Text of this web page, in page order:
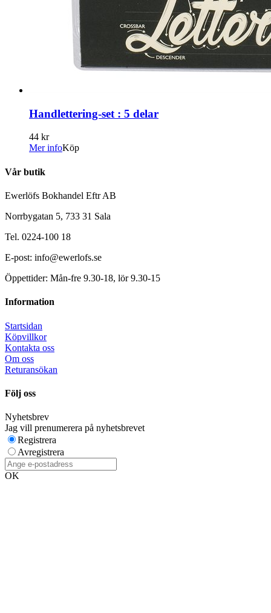
Handlettering-set : 5 delar
44 kr
Mer infoKöp
Vår butik
Ewerlöfs Bokhandel Eftr AB
Norrbygatan 5, 733 31 Sala
Tel. 0224-100 18
E-post: info@ewerlofs.se
Öppettider: Mån-fre 9.30-18, lör 9.30-15
Information
Startsidan
Köpvillkor
Kontakta oss
Om oss
Returansökan
Följ oss
Nyhetsbrev
Jag vill prenumerera på nyhetsbrevet
Registrera
Avregistrera
OK